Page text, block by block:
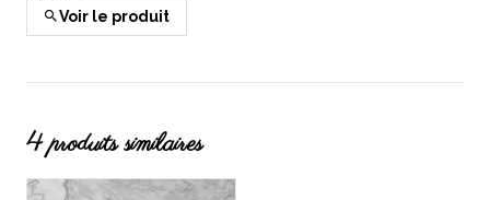
Voir le produit
4 produits similaires